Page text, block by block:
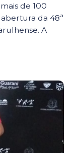
de 100
da 48ª
A